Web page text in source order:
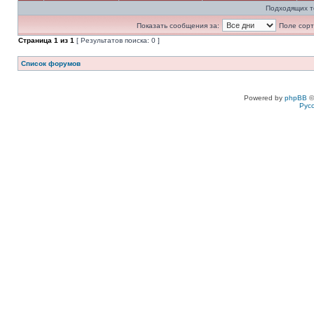
Подходящих
Показать сообщения за:
Поле
Страница 1 из 1 [ Результатов поиска: 0 ]
Список форумов
Powered by phpBB